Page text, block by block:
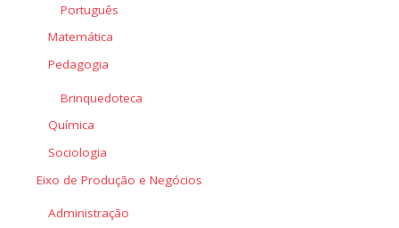
Português
Matemática
Pedagogia
Brinquedoteca
Química
Sociologia
Eixo de Produção e Negócios
Administração